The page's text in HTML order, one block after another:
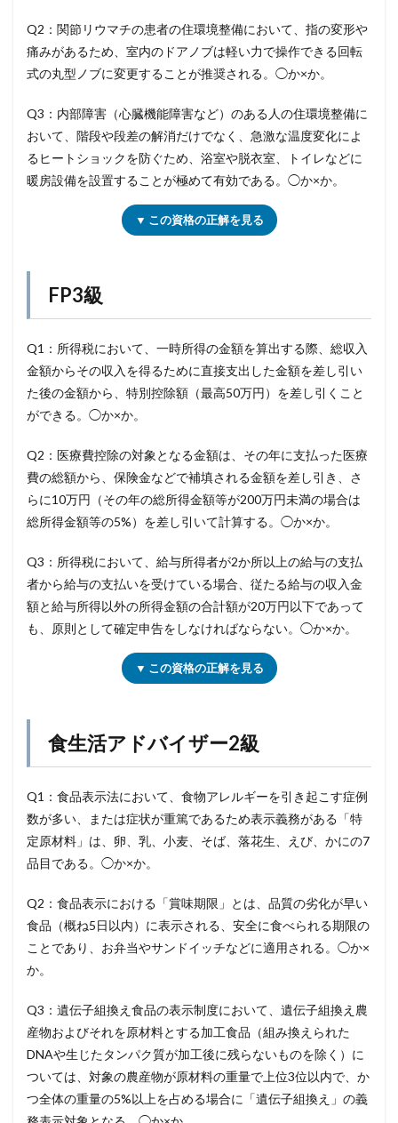
Q2：関節リウマチの患者の住環境整備において、指の変形や
痛みがあるため、室内のドアノブは軽い力で操作できる回転
式の丸型ノブに変更することが推奨される。◯か×か。
Q3：内部障害（心臓機能障害など）のある人の住環境整備に
おいて、階段や段差の解消だけでなく、急激な温度変化によ
るヒートショックを防ぐため、浴室や脱衣室、トイレなどに
暖房設備を設置することが極めて有効である。◯か×か。
▼ この資格の正解を見る
FP3級
Q1：所得税において、一時所得の金額を算出する際、総収入
金額からその収入を得るために直接支出した金額を差し引い
た後の金額から、特別控除額（最高50万円）を差し引くこと
ができる。◯か×か。
Q2：医療費控除の対象となる金額は、その年に支払った医療
費の総額から、保険金などで補填される金額を差し引き、さ
らに10万円（その年の総所得金額等が200万円未満の場合は
総所得金額等の5%）を差し引いて計算する。◯か×か。
Q3：所得税において、給与所得者が2か所以上の給与の支払
者から給与の支払いを受けている場合、従たる給与の収入金
額と給与所得以外の所得金額の合計額が20万円以下であって
も、原則として確定申告をしなければならない。◯か×か。
▼ この資格の正解を見る
食生活アドバイザー2級
Q1：食品表示法において、食物アレルギーを引き起こす症例
数が多い、または症状が重篤であるため表示義務がある「特
定原材料」は、卵、乳、小麦、そば、落花生、えび、かにの7
品目である。◯か×か。
Q2：食品表示における「賞味期限」とは、品質の劣化が早い
食品（概ね5日以内）に表示される、安全に食べられる期限の
ことであり、お弁当やサンドイッチなどに適用される。◯か×
か。
Q3：遺伝子組換え食品の表示制度において、遺伝子組換え農
産物およびそれを原材料とする加工食品（組み換えられた
DNAや生じたタンパク質が加工後に残らないものを除く）に
ついては、対象の農産物が原材料の重量で上位3位以内で、か
つ全体の重量の5%以上を占める場合に「遺伝子組換え」の義